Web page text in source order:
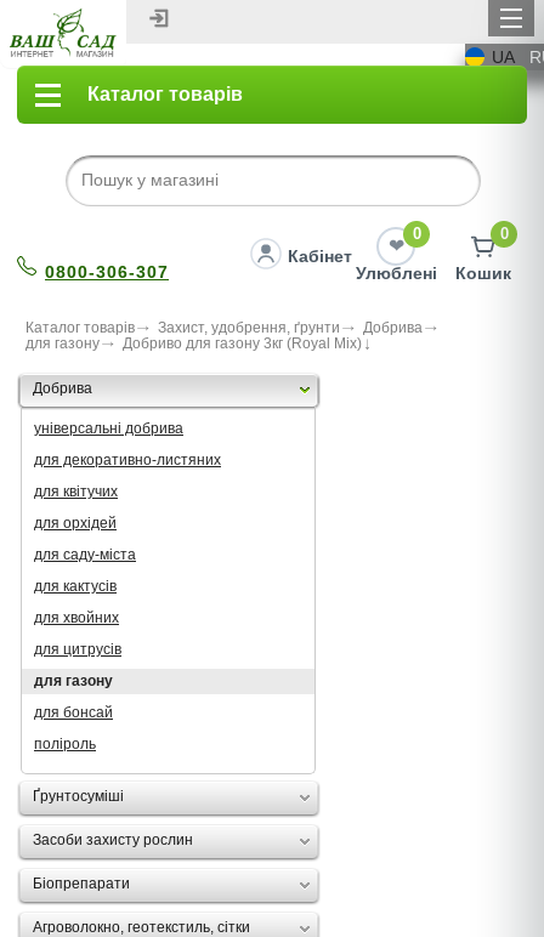
UA
Каталог товарів
0800-306-307
Кабінет
0
Улюблені
0
Кошик
Каталог товарів Захист, удобрення, ґрунти
Добрива
для газону
Добриво для газону 3кг (Royal Mix)
Добрива
універсальні добрива
для декоративно-листяних
для квітучих
для орхідей
для саду-міста
для кактусів
для хвойних
для цитрусів
для газону
для бонсай
поліроль
Ґрунтосуміші
Засоби захисту рослин
Біопрепарати
Агроволокно, геотекстиль, сітки